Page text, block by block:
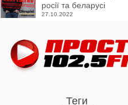
росії та беларусі
27.10.2022
Теги